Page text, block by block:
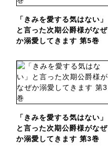
「きみを愛する気はない」
と言った次期公爵様がなぜ
か溺愛してきます 第5巻
「きみを愛する気はない」
と言った次期公爵様がなぜ
か溺愛してきます 第3巻